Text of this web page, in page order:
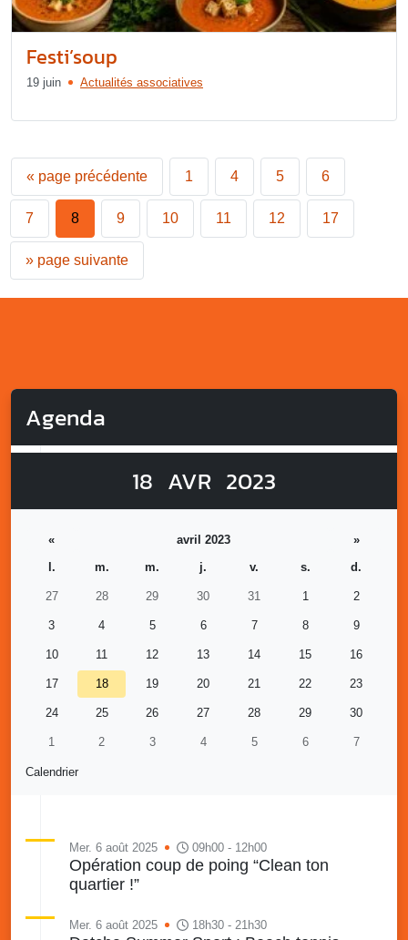
Festi’soup
19 juin Actualités associatives
« page précédente 1 4 5 6
7 8 9 10 11 12 17
» page suivante
Agenda
18 AVR 2023
Calendrier
« avril 2023
»
l.
m. m. j. v. s. d.
27 28 29 30 31 1 2
3 4 5 6 7 8 9
10 11 12 13 14 15 16
17 18 19 20 21 22 23
24 25 26 27 28 29 30
1 2 3 4 5 6 7
Mer. 6 août 2025 09h00 - 12h00
Opération coup de poing “Clean ton
quartier !”
Mer. 6 août 2025 18h30 - 21h30